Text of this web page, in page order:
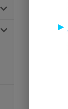
který